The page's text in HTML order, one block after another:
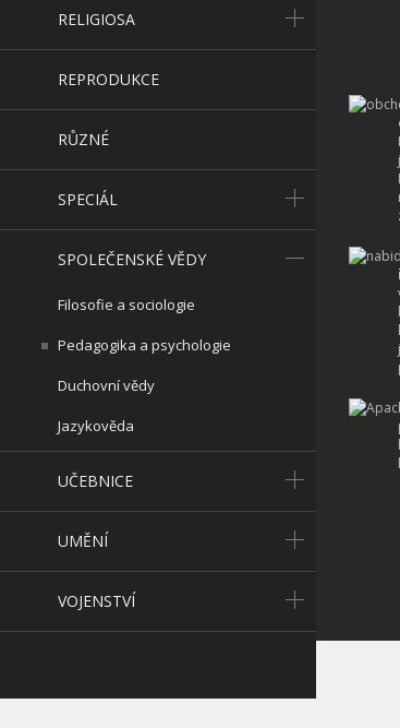
RELIGIOSA
REPRODUKCE
RŮZNÉ
SPECIÁL
SPOLEČENSKÉ VĚDY
Filosofie a sociologie
Pedagogika a psychologie
Duchovní vědy
Jazykověda
UČEBNICE
UMĚNÍ
VOJENSTVÍ